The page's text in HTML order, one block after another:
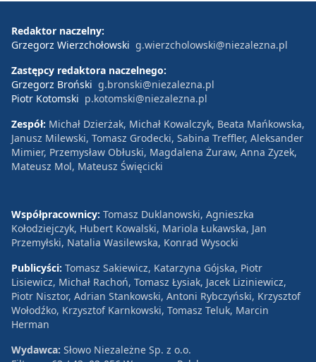
Redaktor naczelny:
Grzegorz Wierzchołowski g.wierzcholowski@niezalezna.pl
Zastępcy redaktora naczelnego:
Grzegorz Broński g.bronski@niezalezna.pl
Piotr Kotomski p.kotomski@niezalezna.pl
Zespół: Michał Dzierżak, Michał Kowalczyk, Beata Mańkowska,
Janusz Milewski, Tomasz Grodecki, Sabina Treffler, Aleksander
Mimier, Przemysław Obłuski, Magdalena Żuraw, Anna Zyzek,
Mateusz Mol, Mateusz Święcicki
Współpracownicy: Tomasz Duklanowski, Agnieszka
Kołodziejczyk, Hubert Kowalski, Mariola Łukawska, Jan
Przemyłski, Natalia Wasilewska, Konrad Wysocki
Publicyści: Tomasz Sakiewicz, Katarzyna Gójska, Piotr
Lisiewicz, Michał Rachoń, Tomasz Łysiak, Jacek Liziniewicz,
Piotr Nisztor, Adrian Stankowski, Antoni Rybczyński, Krzysztof
Wołodźko, Krzysztof Karnkowski, Tomasz Teluk, Marcin
Herman
Wydawca: Słowo Niezależne Sp. z o.o.